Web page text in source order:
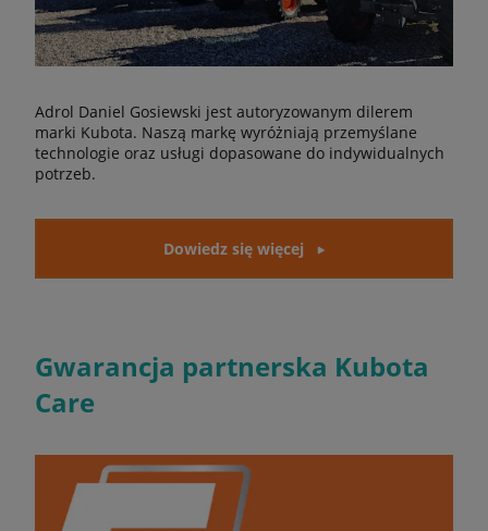
Adrol Daniel Gosiewski jest autoryzowanym dilerem
marki Kubota. Naszą markę wyróżniają przemyślane
technologie oraz usługi dopasowane do indywidualnych
potrzeb.
Dowiedz się więcej
Gwarancja partnerska Kubota
Care